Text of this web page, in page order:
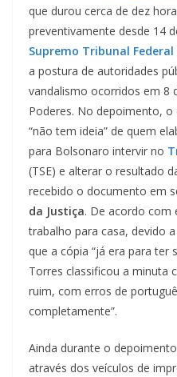
que durou cerca de dez
preventivamente desde 14
Supremo Tribunal Federal
a postura de autoridades
vandalismo ocorridos em 8
Poderes. No depoimento,
“não tem ideia” de quem
para Bolsonaro intervir no
(TSE) e alterar o resultado
recebido o documento em
da Justiça. De acordo com
trabalho para casa, devido
que a cópia “já era para ter
Torres classificou a minuta
ruim, com erros de
completamente”.
Ainda durante o
através dos veículos de